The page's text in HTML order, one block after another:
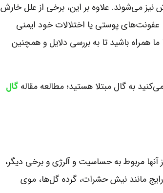
می‌شوند. علاوه بر این، برخی از علل خارش
پوستی یا اختلالات خود ایمنی
ما همراه باشید تا به بررسی دلایل و همچنین
به گال مبتلا هستید؛ مطالعه مقاله گال
مربوط به حساسیت و آلرژی و برخی دیگر،
مانند نیش حشرات، گرده گل‌ها، موی